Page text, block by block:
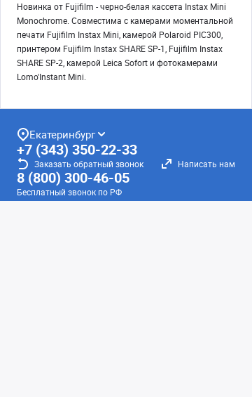
Новинка от Fujifilm - черно-белая кассета Instax Mini
Monochrome. Совместима с камерами моментальной
печати Fujifilm Instax Mini, камерой Polaroid PIC300,
принтером Fujifilm Instax SHARE SP-1, Fujifilm Instax
SHARE SP-2, камерой Leica Sofort и фотокамерами
Lomo'Instant Mini.
Екатеринбург
+7 (343) 350-22-33
Заказать обратный звонок Написать нам
8 (800) 300-46-05
Бесплатный звонок по РФ